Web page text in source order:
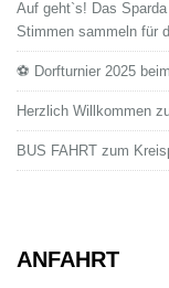
Auf geht`s! Das
Stimmen sammeln für
⚽ Dorfturnier 2025
Herzlich Willkommen
BUS FAHRT zum
ANFAHRT